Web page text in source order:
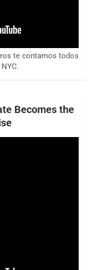
te contamos todos
Becomes the